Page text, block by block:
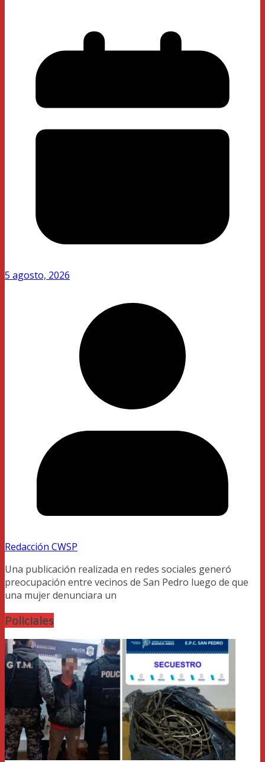
5 agosto, 2026
Redacción CWSP
Una publicación realizada en redes sociales generó
preocupación entre vecinos de San Pedro luego de que
una mujer denunciara un
Policiales